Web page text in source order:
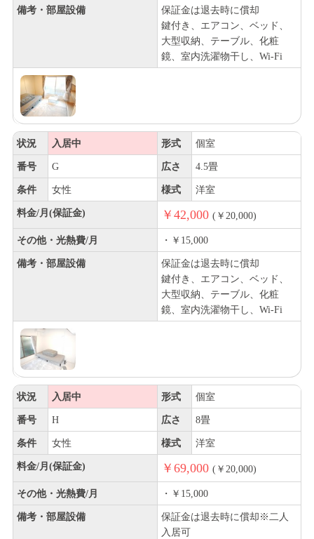
備考・部屋設備
保証金は退去時に償却
鍵付き、エアコン、ベッド、
大型収納、テーブル、化粧
鏡、室内洗濯物干し、Wi-Fi
状況 入居中 形式 個室
番号 G 広さ 4.5畳
条件 女性 様式 洋室
料金/月(保証金) ￥42,000 (￥20,000)
その他・光熱費/月 ・￥15,000
備考・部屋設備
保証金は退去時に償却
鍵付き、エアコン、ベッド、
大型収納、テーブル、化粧
鏡、室内洗濯物干し、Wi-Fi
状況 入居中 形式 個室
番号 H 広さ 8畳
条件 女性 様式 洋室
料金/月(保証金) ￥69,000 (￥20,000)
その他・光熱費/月 ・￥15,000
備考・部屋設備
保証金は退去時に償却※二人
入居可